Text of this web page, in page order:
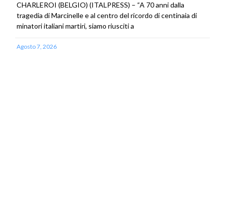
CHARLEROI (BELGIO) (ITALPRESS) – “A 70 anni dalla
tragedia di Marcinelle e al centro del ricordo di centinaia di
minatori italiani martiri, siamo riusciti a
Agosto 7, 2026